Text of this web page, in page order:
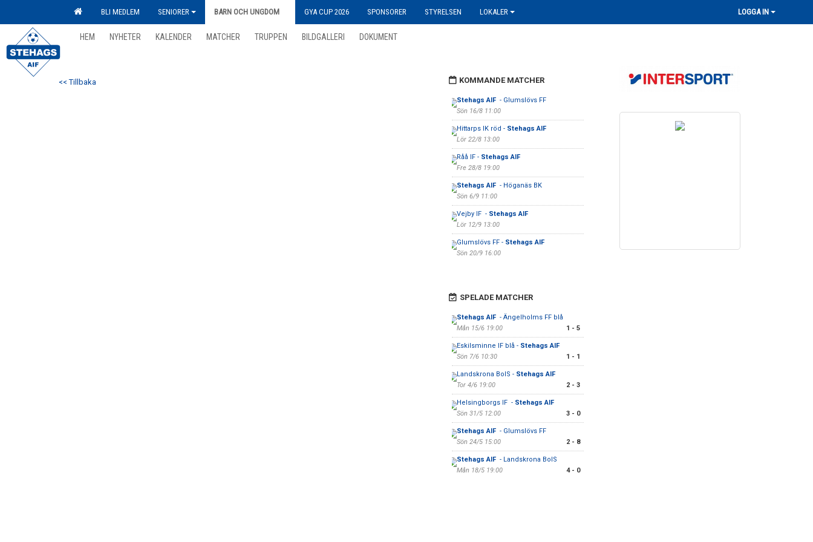
BLI MEDLEM SENIORER BARN OCH UNGDOM GYA CUP 2026 SPONSORER STYRELSEN LOKALER LOGGA IN
HEM NYHETER KALENDER MATCHER TRUPPEN BILDGALLERI DOKUMENT
<< Tillbaka KOMMANDE MATCHER
Stehags AIF - Glumslövs FF
Sön 16/8 11:00
Hittarps IK röd - Stehags AIF
Lör 22/8 13:00
Råå IF - Stehags AIF
Fre 28/8 19:00
Stehags AIF - Höganäs BK
Sön 6/9 11:00
Vejby IF - Stehags AIF
Lör 12/9 13:00
Glumslövs FF - Stehags AIF
Sön 20/9 16:00
SPELADE MATCHER
Stehags AIF - Ängelholms FF blå
Mån 15/6 19:00
1 - 5
Eskilsminne IF blå - Stehags AIF
Sön 7/6 10:30
1 - 1
Landskrona BoIS - Stehags AIF
Tor 4/6 19:00
2 - 3
Helsingborgs IF - Stehags AIF
Sön 31/5 12:00
3 - 0
Stehags AIF - Glumslövs FF
Sön 24/5 15:00
2 - 8
Stehags AIF - Landskrona BoIS
Mån 18/5 19:00
4 - 0